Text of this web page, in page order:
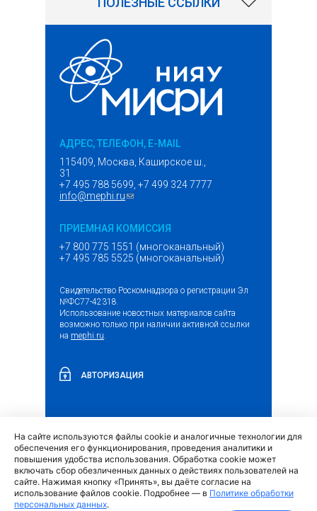
АДРЕС, ТЕЛЕФОН, E-MAIL
115409, Москва, Каширское ш.,
31
+7 495 788 5699, +7 499 324 7777
info@mephi.ru(ссылка для отправки email)
ПРИЕМНАЯ КОМИССИЯ
+7 800 775 1551 (многоканальный)
+7 495 785 5525 (многоканальный)
Свидетельство Роскомнадзора о регистрации Эл
№ФС77-42318.
Использование новостных материалов сайта
возможно только при наличии активной ссылки
на mephi.ru
АВТОРИЗАЦИЯ
Обращение граждан и организаций (внешняя
ссылка)
На сайте используются файлы cookie и аналогичные технологии для
обеспечения его функционирования, проведения аналитики и
повышения удобства использования. Обработка cookie может
включать сбор обезличенных данных о действиях пользователей на
сайте. Нажимая кнопку «Принять», вы даёте согласие на
использование файлов cookie. Подробнее — в Политике обработки
персональных данных.